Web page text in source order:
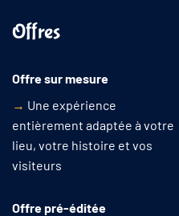
Offres
Offre sur mesure
→ Une expérience
entièrement adaptée à votre
lieu, votre histoire et vos
visiteurs
Offre pré-éditée